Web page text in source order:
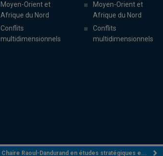
Moyen-Orient et
Afrique du Nord
Conflits
multidimensionnels
Moyen-Orient et
Afrique du Nord
Conflits
multidimensionnels
Chaire Raoul-Dandurand en études stratégiques e...